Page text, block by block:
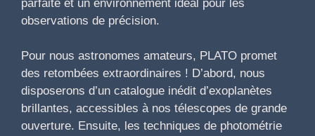
parfaite et un environnement idéal pour les
observations de précision.
Pour nous astronomes amateurs, PLATO promet
des retombées extraordinaires ! D’abord, nous
disposerons d’un catalogue inédit d’exoplanètes
brillantes, accessibles à nos télescopes de grande
ouverture. Ensuite, les techniques de photométrie